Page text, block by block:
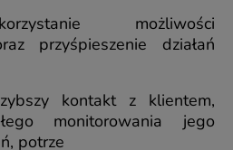
możliwości
przyśpieszenie działań
kontakt z klientem,
monitorowania jego
potrze